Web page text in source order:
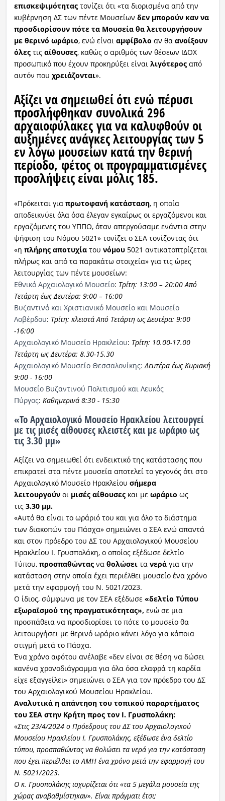
επισκεψιμότητας τονίζει ότι «τα διορισμένα από την
κυβέρνηση ΔΣ των πέντε Μουσείων δεν μπορούν καν να
προσδιορίσουν πότε τα Μουσεία θα λειτουργήσουν
με θερινό ωράριο, ενώ είναι αμφίβολο αν θα ανοίξουν
όλες τις αίθουσες, καθώς ο αριθμός των θέσεων ΙΔΟΧ
προσωπικό που έχουν προκηρύξει είναι λιγότερος από
αυτόν που χρειάζονται».
Αξίζει να σημειωθεί ότι ενώ πέρυσι
προσλήφθηκαν συνολικά 296
αρχαιοφύλακες για να καλυφθούν οι
αυξημένες ανάγκες λειτουργίας των 5
εν λόγω μουσείων κατά την θερινή
περίοδο,φέτος οι προγραμματισμένες
προσλήψεις είναι μόλις 185.
«Πρόκειται για πρωτοφανή κατάσταση, η οποία
αποδεικνύει όλα όσα έλεγαν εγκαίρως οι εργαζόμενοι και
εργαζόμενες του ΥΠΠΟ, όταν απεργούσαμε ενάντια στην
ψήφιση του Νόμου 5021» τονίζει ο ΣΕΑ τονίζοντας ότι
«η πλήρης αποτυχία του νόμου 5021 αντικατοπτρίζεται
πλήρως και από τα παρακάτω στοιχεία» για τις ώρες
λειτουργίας των πέντε μουσείων:
Εθνικό Αρχαιολογικό Μουσείο: Τρίτη: 13:00 – 20:00 Από
Τετάρτη έως Δευτέρα: 9:00 – 16:00
Βυζαντινό και Χριστιανικό Μουσείο και Μουσείο
Λοβέρδου: Τρίτη: κλειστά Από Τετάρτη ως Δευτέρα: 9:00
-16:00
Αρχαιολογικό Μουσείο Ηρακλείου: Τρίτη: 10.00-17.00
Τετάρτη ως Δευτέρα: 8.30-15.30
Αρχαιολογικό Μουσείο Θεσσαλονίκης: Δευτέρα έως Κυριακή
9:00 - 16:00
Μουσείο Βυζαντινού Πολιτισμού και Λευκός
Πύργος: Καθημερινά 8:30 - 15:30
«Το Αρχαιολογικό Μουσείο Ηρακλείου λειτουργεί
με τις μισές αίθουσες κλειστές και με ωράριο ως
τις 3.30 μμ»
Αξίζει να σημειωθεί ότι ενδεικτικό της κατάστασης που
επικρατεί στα πέντε μουσεία αποτελεί το γεγονός ότι στο
Αρχαιολογικό Μουσείο Ηρακλείου σήμερα
λειτουργούν οι μισές αίθουσες και με ωράριο ως
τις 3.30 μμ.
«Αυτό θα είναι το ωράριό του και για όλο το διάστημα
των διακοπών του Πάσχα» σημειώνει ο ΣΕΑ ενώ απαντά
και στον πρόεδρο του ΔΣ του Αρχαιολογικού Μουσείου
Ηρακλείου Ι. Γρυσπολάκη, ο οποίος εξέδωσε δελτίο
Τύπου, προσπαθώντας να θολώσει τα νερά για την
κατάσταση στην οποία έχει περιέλθει μουσείο ένα χρόνο
μετά την εφαρμογή του Ν. 5021/2023.
Ο ίδιος, σύμφωνα με τον ΣΕΑ εξέδωσε «δελτίο Τύπου
εξωραϊσμού της πραγματικότητας», ενώ σε μια
προσπάθεια να προσδιορίσει το πότε το μουσείο θα
λειτουργήσει με θερινό ωράριο κάνει λόγο για κάποια
στιγμή μετά το Πάσχα.
Ένα χρόνο αφότου ανέλαβε «δεν είναι σε θέση να δώσει
κανένα χρονοδιάγραμμα για όλα όσα ελαφρά τη καρδία
είχε εξαγγείλει» σημειώνει ο ΣΕΑ για τον πρόεδρο του ΔΣ
του Αρχαιολογικού Μουσείου Ηρακλείου.
Αναλυτικά η απάντηση του τοπικού παραρτήματος
του ΣΕΑ στην Κρήτη προς τον Ι. Γρυσπολάκη:
«Στις 23/4/2024 ο Πρόεδρους του ΔΣ του Αρχαιολογικού
Μουσείου Ηρακλείου Ι. Γρυσπολάκης, εξέδωσε ένα δελτίο
τύπου, προσπαθώντας να θολώσει τα νερά για την κατάσταση
που έχει περιέλθει το ΑΜΗ ένα χρόνο μετά την εφαρμογή του
Ν. 5021/2023.
Ο κ. Γρυσπολάκης ισχυρίζεται ότι «τα 5 μεγάλα μουσεία της
χώρας αναβαθμίστηκαν». Είναι πράγματι έτσι;